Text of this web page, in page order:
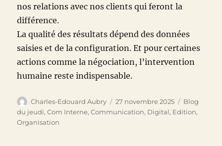
nos relations avec nos clients qui feront la
différence.
La qualité des résultats dépend des données
saisies et de la configuration. Et pour certaines
actions comme la négociation, l’intervention
humaine reste indispensable.
Auteur
Charles-Edouard Aubry
Publié
le
27 novembre 2025 Catégories
Blog
du jeudi,Com Interne,Communication, Digital, Edition,
Organisation